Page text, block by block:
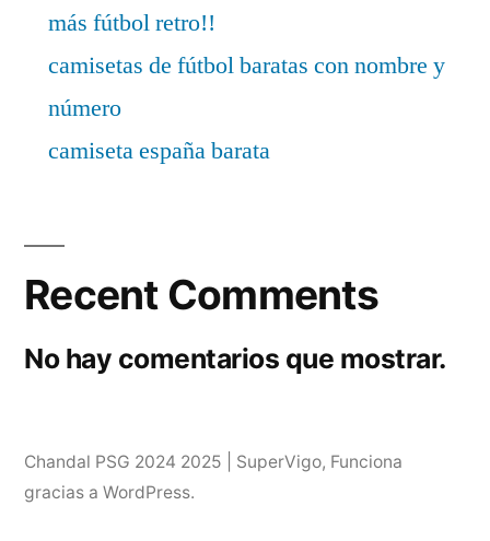
más fútbol retro!!
camisetas de fútbol baratas con nombre y
número
camiseta españa barata
Recent Comments
No hay comentarios que mostrar.
Chandal PSG 2024 2025 | SuperVigo, Funciona
gracias a WordPress.